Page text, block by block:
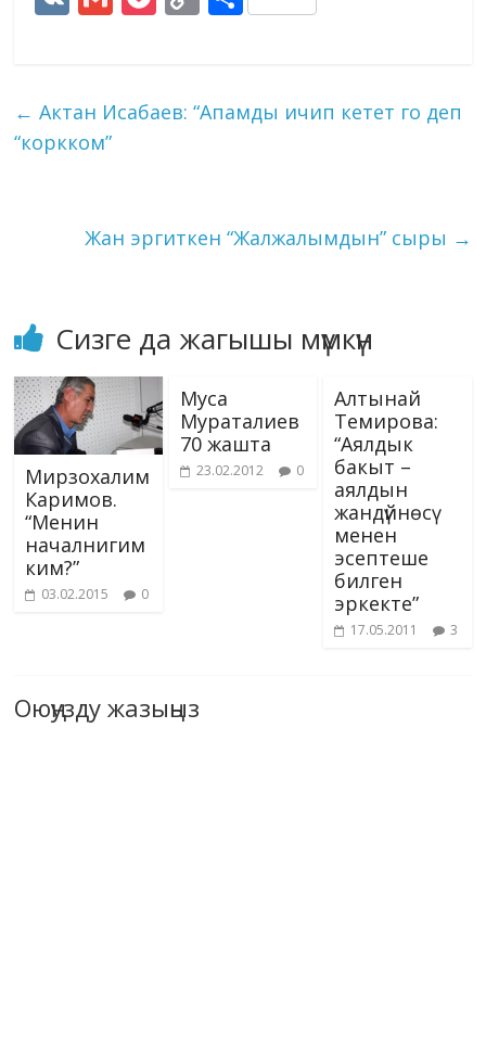
e
o
o
e
a
m
k
dI
n
m
r
g
er A
p
n
g
kl
as
ki
l et y e
← Актан Исабаев: “Апамды ичип кетет го деп
“коркком”
Жан эргиткен “Жалжалымдын” сыры →
Сизге да жагышы мүмкүн
Мирзохалим
Каримов.
“Менин
началнигим
ким?”
03.02.2015 0
Муса
Мураталиев
70 жашта
23.02.2012 0
Алтынай
Темирова:
“Аялдык
бакыт –
аялдын
жандүйнөсү
менен
эсептеше
билген
эркекте”
17.05.2011 3
Оюңузду жазыңыз